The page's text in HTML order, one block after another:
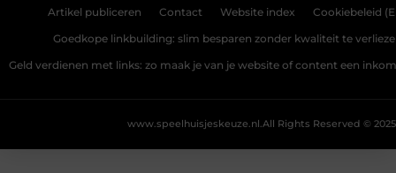
Artikel publiceren Contact Website index Cookiebeleid
Goedkope linkbuilding: slim besparen zonder kwaliteit te
Geld verdienen met links: zo maak je van je website of content een
All Rights Reserved © 2025
www.speelhuisjeskeuze.nl.